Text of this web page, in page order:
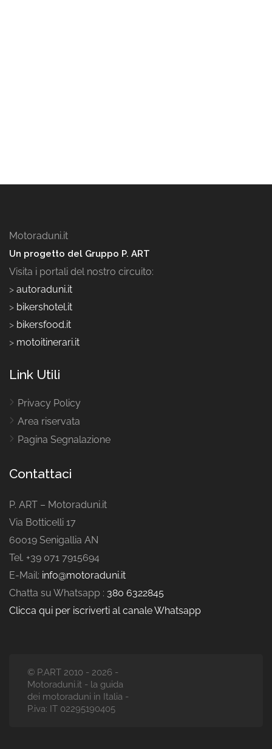
Motoraduni.it
Un progetto del Gruppo P. ART
Visita i portali del nostro circuito:
> autoraduni.it
> bikershotel.it
> bikersfood.it
> motoitinerari.it
Link Utili
Privacy Policy
Area riservata
Pagina Segnalazione
Contattaci
P. ART – Motoraduni.it
Via Botticelli 17
60019 Senigallia AN
Tel. +39 071 7915694
E-Mail: info@motoraduni.it
Chatta su Whatsapp : 380 6322845
Clicca qui per iscriverti al canale Whatsapp
© P.ART 2010 - 2026 -
Motoraduni.it - la guida
dei motoraduni in Italia -
P.iva: IT 02295190405